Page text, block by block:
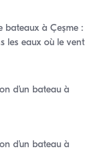
bateaux à Çeşme :
les eaux où le vent
d’un bateau à
d’un bateau à